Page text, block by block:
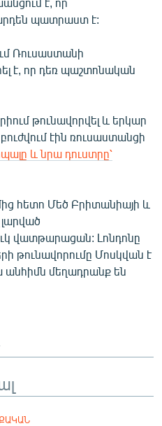
պատրաստ է:
Ռուսաստանի
է, որ դեռ պաշտոնական
թունավորվել և երկար
էին ռուսաստանցի
և նրա դուստրը՝
հետո Մեծ Բրիտանիայի և
վատթարացան: Լոնդոնը
թունավորումը Մոսկվան է
անհիմն մեղադրանք են